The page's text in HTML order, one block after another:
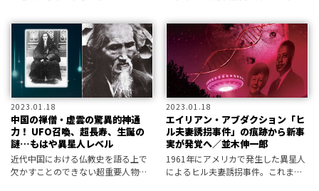
蘇った！ 世界を一変させることにな
るか――!?
が、事件発生時に着ていた衣服に着
目した例はないだろう。誘拐された
際、激しく抵抗したヒル夫人が着用
してい
2023.01.18
中国の禅僧・虚雲の驚異的神通
力！ UFO召喚、超長寿、生誕の
謎…もはや異星人レベル
近代中国における仏教史を語る上で
欠かすことのできない超重要人物に
2023.01.18
エイリアン・アブダクション「ヒ
ル夫妻誘拐事件」の痕跡から新事
実が発覚へ／並木伸一郎
1961年にアメリカで発生した異星人
によるヒル夫妻誘拐事件。これまで